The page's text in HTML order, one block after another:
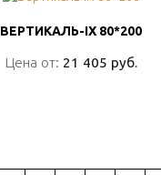
ВЕРТИКАЛЬ-IX 80*200
Цена от: 21 405 руб.
ВЕРТИКАЛЬ-IX 80*200
Цена от: 21 405 руб.